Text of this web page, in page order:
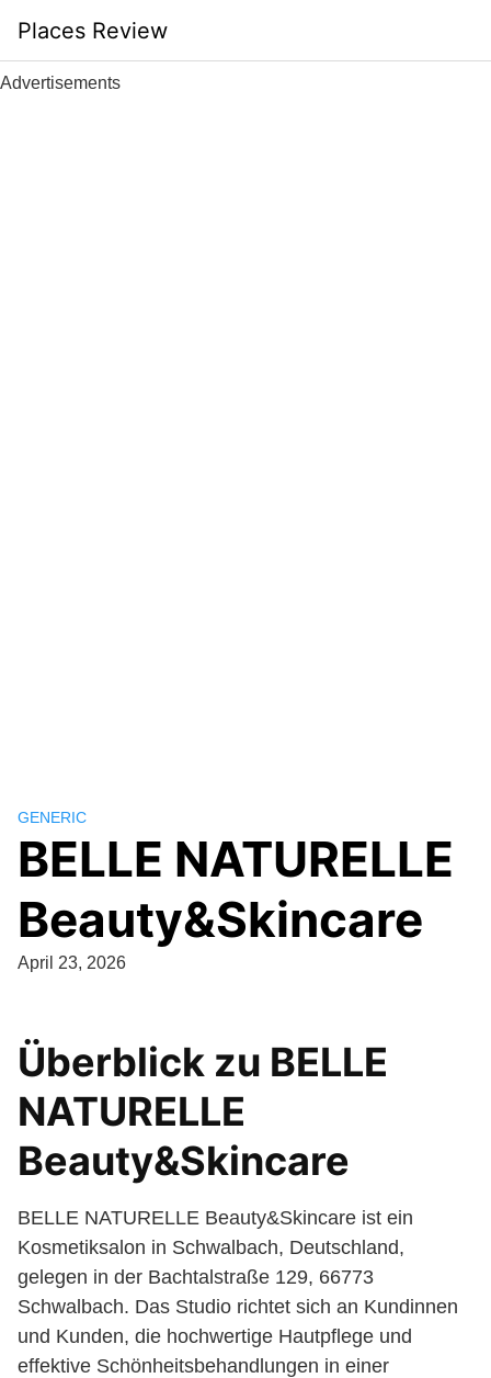
content
Places Review
Advertisements
GENERIC
BELLE NATURELLE
Beauty&Skincare
April 23, 2026
Überblick zu BELLE
NATURELLE
Beauty&Skincare
BELLE NATURELLE Beauty&Skincare ist ein
Kosmetiksalon in Schwalbach, Deutschland,
gelegen in der Bachtalstraße 129, 66773
Schwalbach. Das Studio richtet sich an Kundinnen
und Kunden, die hochwertige Hautpflege und
effektive Schönheitsbehandlungen in einer